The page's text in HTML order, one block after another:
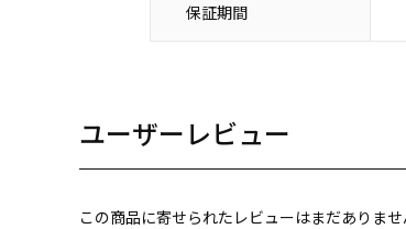
保証期間
ユーザーレビュー
この商品に寄せられたレビューはまだありませ